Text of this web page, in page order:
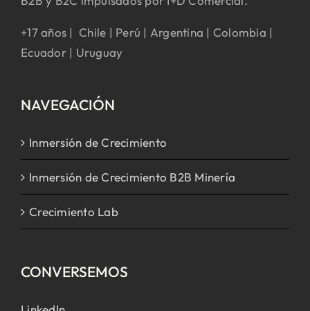
+17 años | Chile | Perú | Argentina | Colombia |
Ecuador | Uruguay
NAVEGACIÓN
Inmersión de Crecimiento
Inmersión de Crecimiento B2B Minería
Crecimiento Lab
CONVERSEMOS